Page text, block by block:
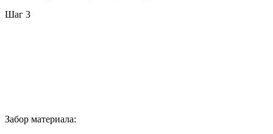
Шаг 3
Забор материала: